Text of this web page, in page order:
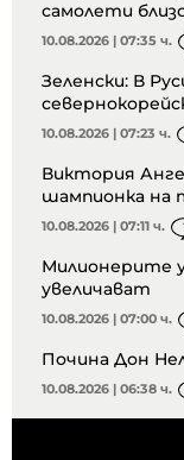
самолети
10.08.2026 | 07:35 ч.
Зеленски: В
10.08.2026 | 07:23 ч.
Виктория
шампионка на
10.08.2026 | 07:11 ч.
Милионерите
увеличават
10.08.2026 | 07:00 ч.
Почина Дон
10.08.2026 | 06:38 ч.